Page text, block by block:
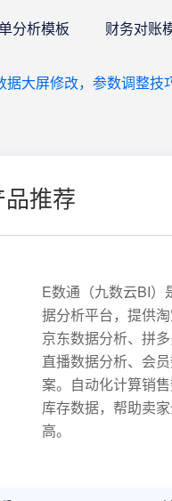
分析模板 财务对账
据大屏修改，参数调整技
推荐
E数通（九数云BI）
据分析平台，提供
京东数据分析、拼
直播数据分析、会
案。自动化计算销
库存数据，帮助卖
高。